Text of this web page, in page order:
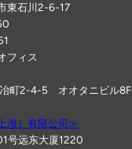
東石川2-6-17
フィス
冶町2-4-5 オオタニビル8F
海）有限公司≫
号远东大厦1220